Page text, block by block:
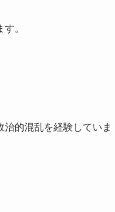
。
的混乱を経験していま